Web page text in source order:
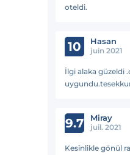
oteldi.
10 Hasan
juin 2021
İlgi alaka güzeldi
9.7 Miray
juil. 2021
Kesinlikle gönül